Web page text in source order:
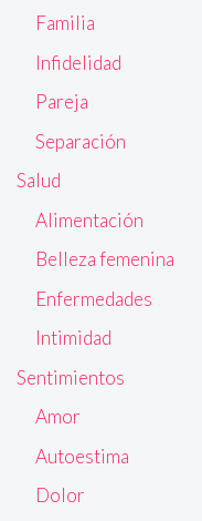
Familia
Infidelidad
Pareja
Separación
Salud
Alimentación
Belleza femenina
Enfermedades
Intimidad
Sentimientos
Amor
Autoestima
Dolor